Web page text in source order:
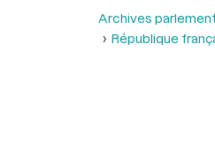
Archives
République